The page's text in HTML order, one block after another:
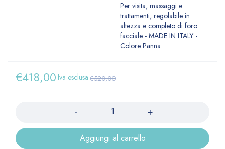
Per visita, massaggi e
trattamenti, regolabile in
altezza e completo di foro
facciale - MADE IN ITALY -
Colore Panna
€520,00
€418,00 Iva esclusa
Aggiungi al carrello